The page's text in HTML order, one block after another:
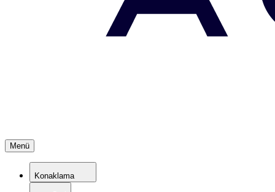
Menü
Konaklama